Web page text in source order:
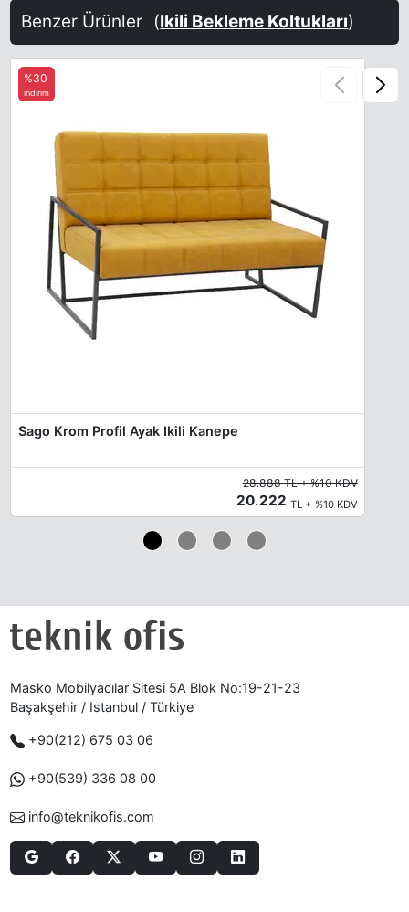
Benzer Ürünler (Ikili Bekleme Koltukları)
Sago Krom Profil Ayak Ikili Kanepe
%30
indirim
28.888 TL + %10 KDV
20.222 TL + %10 KDV
Masko Mobilyacılar Sitesi 5A Blok No:19-21-23
Başakşehir / Istanbul / Türkiye
+90(212) 675 03 06
+90(539) 336 08 00
info@teknikofis.com